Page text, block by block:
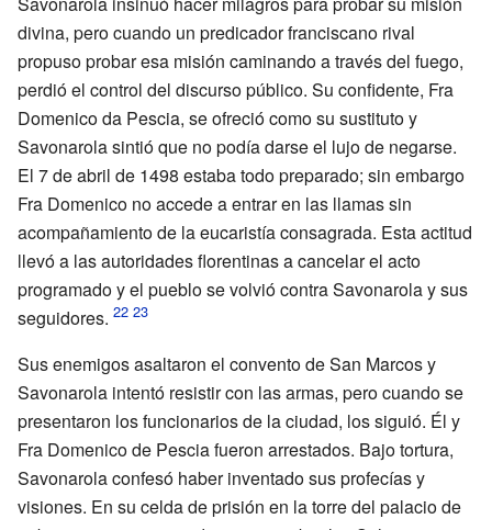
divina, pero cuando un predicador franciscano rival
propuso probar esa misión caminando a través del fuego,
perdió el control del discurso público. Su confidente, Fra
Domenico da Pescia, se ofreció como su sustituto y
Savonarola sintió que no podía darse el lujo de negarse.
El 7 de abril de 1498 estaba todo preparado; sin embargo
Fra Domenico no accede a entrar en las llamas sin
acompañamiento de la eucaristía consagrada. Esta actitud
llevó a las autoridades florentinas a cancelar el acto
programado y el pueblo se volvió contra Savonarola y sus
seguidores.
Sus enemigos asaltaron el convento de San Marcos y
Savonarola intentó resistir con las armas, pero cuando se
presentaron los funcionarios de la ciudad, los siguió. Él y
Fra Domenico de Pescia fueron arrestados. Bajo tortura,
Savonarola confesó haber inventado sus profecías y
visiones. En su celda de prisión en la torre del palacio de